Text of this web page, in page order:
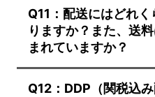
Q11：配送にはどれ
りますか？また、送
まれていますか？
Q12：DDP（関税込